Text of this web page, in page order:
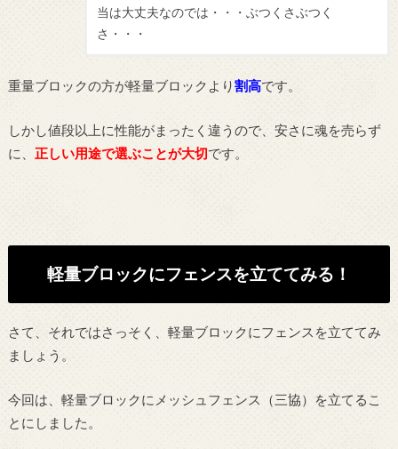
当は大丈夫なのでは・・・ぶつくさぶつく
さ・・・
重量ブロックの方が軽量ブロックより割高です。
しかし値段以上に性能がまったく違うので、安さに魂を売らず
に、 正しい用途で選ぶことが大切です。
軽量ブロックにフェンスを立ててみる！
さて、それではさっそく、軽量ブロックにフェンスを立ててみ
ましょう。
今回は、軽量ブロックにメッシュフェンス（三協）を立てるこ
とにしました。